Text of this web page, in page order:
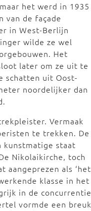
het werd in 1935
van de façade
in West-Berlijn
wilde ze wel
Het
later om ze uit te
schatten uit Oost-
noordelijker dan
Vermaak
te trekken. De
kunstmatige staat
Nikolaikirche, toch
aangeprezen als ‘het
klasse in het
in de concurrentie
vormde een breuk